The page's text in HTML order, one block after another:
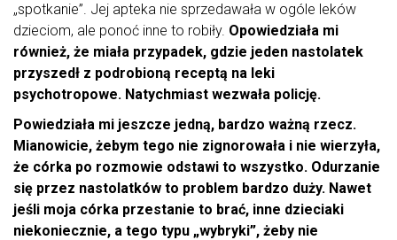
„spotkanie”. Jej apteka nie sprzedawała w ogóle leków
dzieciom, ale ponoć inne to robiły. Opowiedziała mi
również, że miała przypadek, gdzie jeden nastolatek
przyszedł z podrobioną receptą na leki
psychotropowe. Natychmiast wezwała policję.
Powiedziała mi jeszcze jedną, bardzo ważną rzecz.
Mianowicie, żebym tego nie zignorowała i nie wierzyła,
że córka po rozmowie odstawi to wszystko. Odurzanie
się przez nastolatków to problem bardzo duży. Nawet
jeśli moja córka przestanie to brać, inne dzieciaki
niekoniecznie, a tego typu „wybryki”, żeby nie